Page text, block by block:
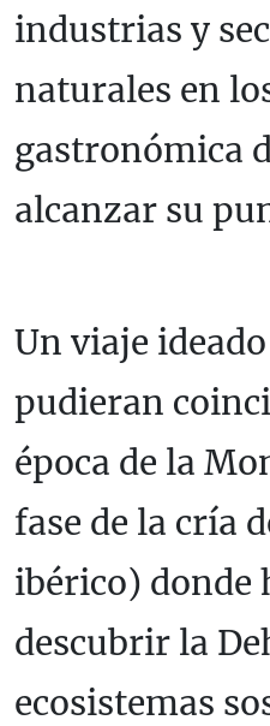
industrias y
naturales en
gastronómica
alcanzar su
Un viaje
pudieran
época de la
fase de la cría
ibérico) donde
descubrir la
ecosistemas